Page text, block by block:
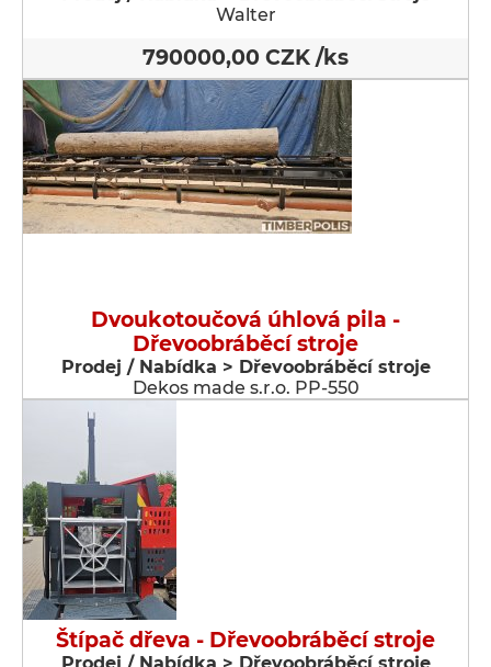
Walter
790000,00 CZK /ks
Dvoukotoučová úhlová pila -
Dřevoobráběcí stroje
Prodej / Nabídka > Dřevoobráběcí stroje
Dekos made s.r.o. PP-550
Štípač dřeva - Dřevoobráběcí stroje